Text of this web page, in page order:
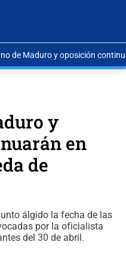
de Maduro y oposición
y
en
de
álgido la fecha de las
por la oficialista
del 30 de abril.